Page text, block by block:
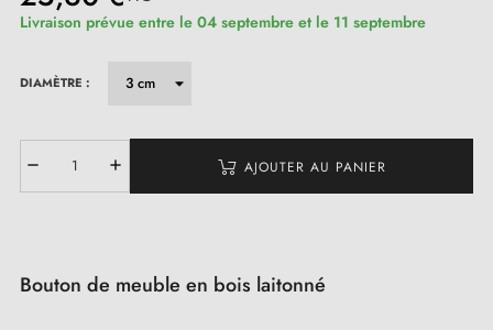
Livraison prévue entre le 04 septembre et le 11 septembre
DIAMÈTRE :
AJOUTER AU PANIER
Bouton de meuble en bois laitonné